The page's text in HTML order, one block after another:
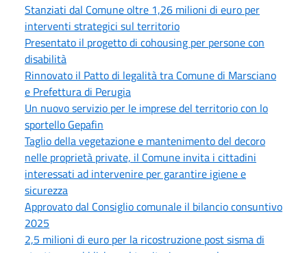
Stanziati dal Comune oltre 1,26 milioni di euro per
interventi strategici sul territorio
Presentato il progetto di cohousing per persone con
disabilità
Rinnovato il Patto di legalità tra Comune di Marsciano
e Prefettura di Perugia
Un nuovo servizio per le imprese del territorio con lo
sportello Gepafin
Taglio della vegetazione e mantenimento del decoro
nelle proprietà private, il Comune invita i cittadini
interessati ad intervenire per garantire igiene e
sicurezza
Approvato dal Consiglio comunale il bilancio consuntivo
2025
2,5 milioni di euro per la ricostruzione post sisma di